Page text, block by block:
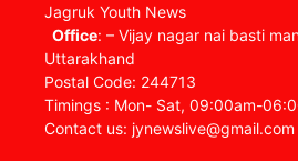
Jagruk Youth News
Office: – Vijay nagar nai basti
Uttarakhand
Postal Code: 244713
Timings : Mon- Sat, 09:00am-
Contact us: jynewslive@gmail.com